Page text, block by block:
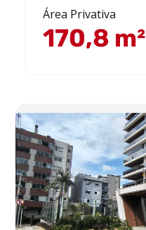
Área Privativa
170,8 m²